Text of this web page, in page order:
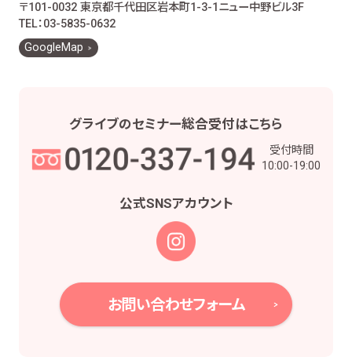
お客様とのお取引に関する事務を行うため
お客様との契約や法律等に基づく権利の行使や
義務の履行のため
ため
一部について委託された場合等において、委託
お取引先との打合せ、情報提供・連絡、お取引先
の皆様から委託された業務の遂行等を行うため
当社株主様及び当社株式の管理業務、株主様又
は会社による権利の行使・義務の履行、及び法
令に基づく書面・記録・データの作成のため
役職員の給与の計算・支払、人事管理業務のた
め
〒101-0032 東京都千代田区岩本町1-3-1 ニュー中野ビル3F
TEL：03-5835-0632
GoogleMap
グライブのセミナー総合受付はこちら
受付時間
10:00-19:00
公式SNSアカウント
お問い合わせフォーム